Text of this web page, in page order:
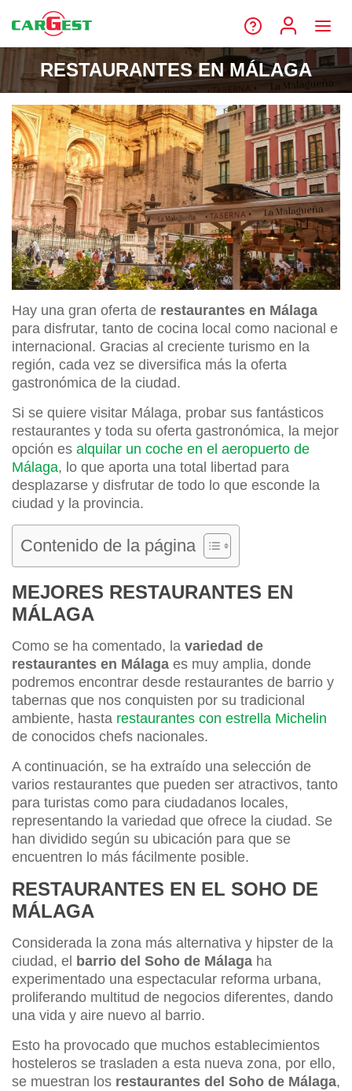
RESTAURANTES EN MÁLAGA
Hay una gran oferta de restaurantes en Málaga
para disfrutar, tanto de cocina local como nacional e
internacional. Gracias al creciente turismo en la
región, cada vez se diversifica más la oferta
gastronómica de la ciudad.
Si se quiere visitar Málaga, probar sus fantásticos
restaurantes y toda su oferta gastronómica, la mejor
opción es alquilar un coche en el aeropuerto de
Málaga, lo que aporta una total libertad para
desplazarse y disfrutar de todo lo que esconde la
ciudad y la provincia.
Contenido de la página
MEJORES RESTAURANTES EN
MÁLAGA
Como se ha comentado, la variedad de
restaurantes en Málaga es muy amplia, donde
podremos encontrar desde restaurantes de barrio y
tabernas que nos conquisten por su tradicional
ambiente, hasta restaurantes con estrella Michelin
de conocidos chefs nacionales.
A continuación, se ha extraído una selección de
varios restaurantes que pueden ser atractivos, tanto
para turistas como para ciudadanos locales,
representando la variedad que ofrece la ciudad. Se
han dividido según su ubicación para que se
encuentren lo más fácilmente posible.
RESTAURANTES EN EL SOHO DE
MÁLAGA
Considerada la zona más alternativa y hipster de la
ciudad, el barrio del Soho de Málaga ha
experimentado una espectacular reforma urbana,
proliferando multitud de negocios diferentes, dando
una vida y aire nuevo al barrio.
Esto ha provocado que muchos establecimientos
hosteleros se trasladen a esta nueva zona, por ello,
se muestran los restaurantes del Soho de Málaga,